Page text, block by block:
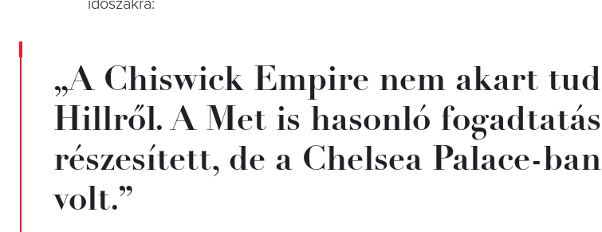
„A Chiswick Empire nem akart
Hillről. A Met is hasonló
részesített, de a Chelsea Palace-
volt.”